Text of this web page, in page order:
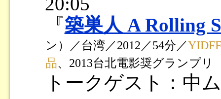
『築巣人 A Rolling
ン）／台湾／2012／54分／
品、2013台北電影奨グランプリ
トークゲスト：中